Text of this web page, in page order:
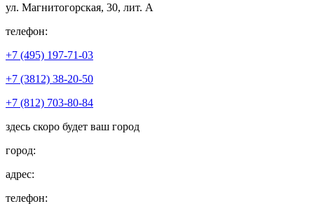
ул. Магнитогорская, 30, лит. А
телефон:
+7 (495) 197-71-03
+7 (3812) 38-20-50
+7 (812) 703-80-84
здесь скоро будет ваш город
город:
адрес:
телефон: